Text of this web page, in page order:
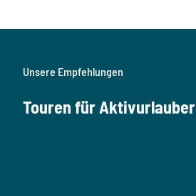
Unsere Empfehlungen
Touren für Aktivurlauber